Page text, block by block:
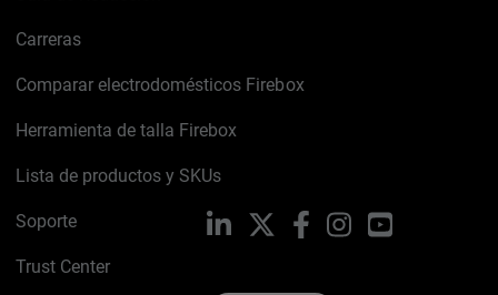
Carreras
Comparar electrodomésticos Firebox
Herramienta de talla Firebox
Lista de productos y SKUs
Soporte
Trust Center
LinkedIn FacebookInstagramYouTube